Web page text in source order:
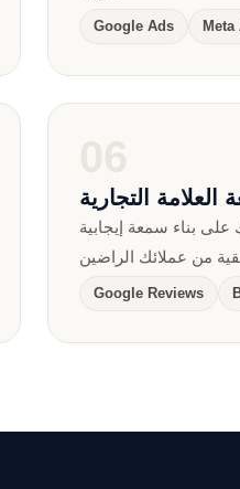
Google Ads Meta
العلامة التجارية
بناء سمعة إيجابية
Google Reviews